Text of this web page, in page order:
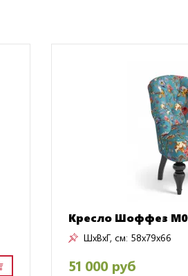
Кресло Шоффез
ШxВxГ, см: 58x79x66
51 000 руб